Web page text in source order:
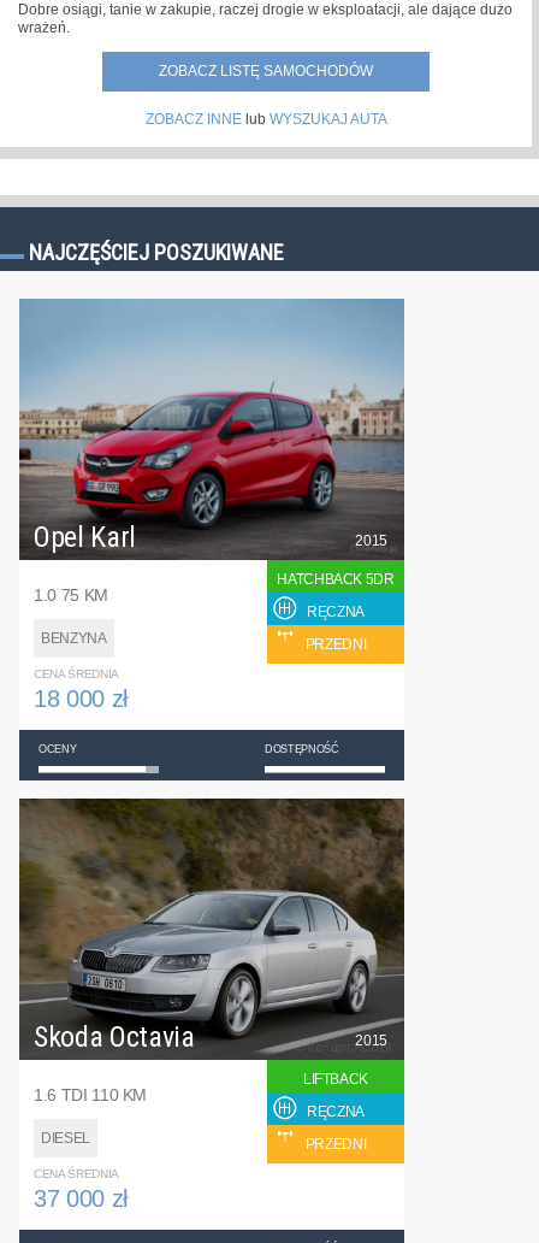
Dobre osiągi, tanie w zakupie, raczej drogie w eksploatacji, ale dające dużo
wrażeń.
ZOBACZ LISTĘ SAMOCHODÓW
ZOBACZ INNElub WYSZUKAJ AUTA
NAJCZĘŚCIEJ POSZUKIWANE
Opel Karl
1.0 75 KM
BENZYNA
2015
HATCHBACK 5DR
RĘCZNA
PRZEDNI
CENA ŚREDNIA
18 000 zł
OCENY DOSTĘPNOŚĆ
Skoda Octavia
1.6 TDI 110 KM
DIESEL
2015
LIFTBACK
RĘCZNA
PRZEDNI
CENA ŚREDNIA
37 000 zł